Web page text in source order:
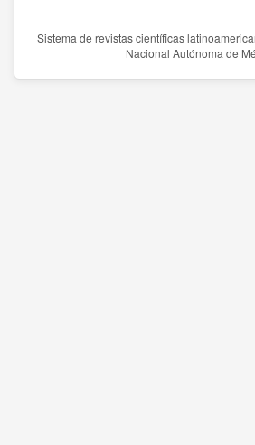
Sistema de revistas científicas
Nacional Autónoma de